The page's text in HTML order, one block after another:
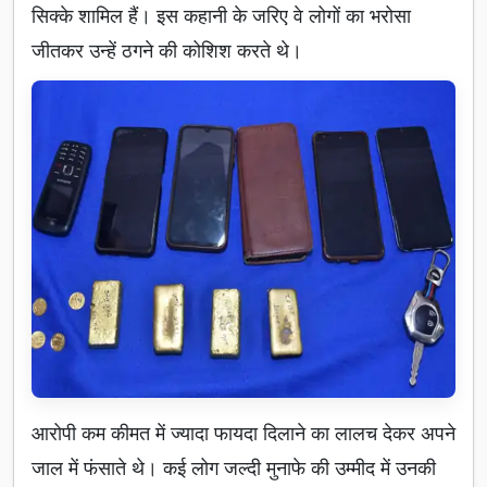
सिक्के शामिल हैं। इस कहानी के जरिए वे लोगों का भरोसा
जीतकर उन्हें ठगने की कोशिश करते थे।
आरोपी कम कीमत में ज्यादा फायदा दिलाने का लालच देकर अपने
जाल में फंसाते थे। कई लोग जल्दी मुनाफे की उम्मीद में उनकी